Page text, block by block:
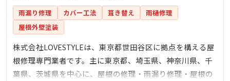
雨漏り修理 カバー工法 葺き替え
雨樋修理
屋根外壁塗装
株式会社LOVESTYLEは、東京都世田谷区に拠点を構える屋
根修理専門業者です。主に東京都、埼玉県、神奈川県、千
葉県、茨城県を中心に、屋根の修理・雨漏り修理・屋根の